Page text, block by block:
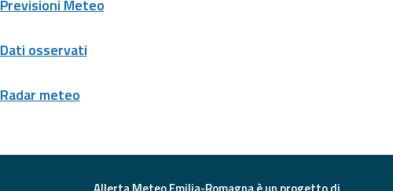
Previsioni Meteo
Dati osservati
Radar meteo